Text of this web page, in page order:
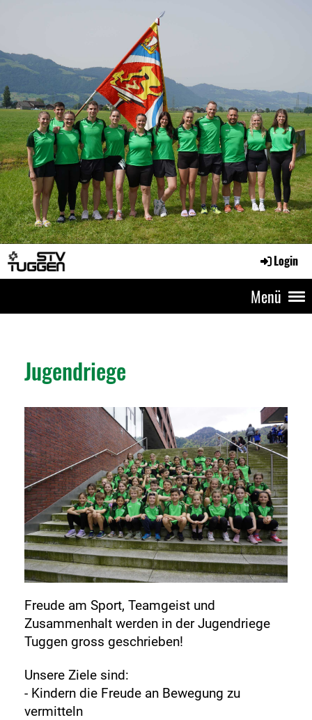
Login
Menü
Jugendriege
Freude am Sport, Teamgeist und
Zusammenhalt werden in der Jugendriege
Tuggen gross geschrieben!
Unsere Ziele sind:
- Kindern die Freude an Bewegung zu
vermitteln